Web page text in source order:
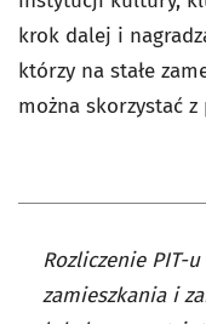
krok dalej i
którzy na stałe
można skorzystać z
Rozliczenie PIT-
zamieszkania i